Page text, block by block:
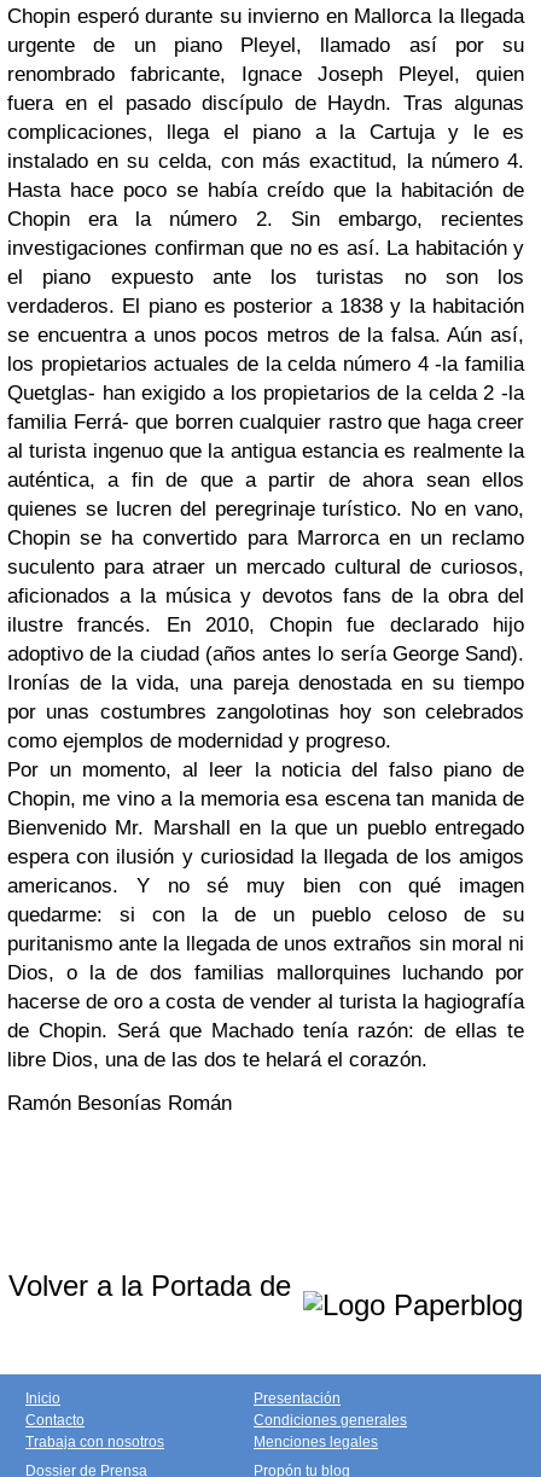
Chopin esperó durante su invierno en Mallorca la llegada
urgente de un piano Pleyel, llamado así por su
renombrado fabricante, Ignace Joseph Pleyel, quien
fuera en el pasado discípulo de Haydn. Tras algunas
complicaciones, llega el piano a la Cartuja y le es
instalado en su celda, con más exactitud, la número 4.
Hasta hace poco se había creído que la habitación de
Chopin era la número 2. Sin embargo, recientes
investigaciones confirman que no es así. La habitación y
el piano expuesto ante los turistas no son los
verdaderos. El piano es posterior a 1838 y la habitación
se encuentra a unos pocos metros de la falsa. Aún así,
los propietarios actuales de la celda número 4 -la familia
Quetglas- han exigido a los propietarios de la celda 2 -la
familia Ferrá- que borren cualquier rastro que haga creer
al turista ingenuo que la antigua estancia es realmente la
auténtica, a fin de que a partir de ahora sean ellos
quienes se lucren del peregrinaje turístico. No en vano,
Chopin se ha convertido para Marrorca en un reclamo
suculento para atraer un mercado cultural de curiosos,
aficionados a la música y devotos fans de la obra del
ilustre francés. En 2010, Chopin fue declarado hijo
adoptivo de la ciudad (años antes lo sería George Sand).
Ironías de la vida, una pareja denostada en su tiempo
por unas costumbres zangolotinas hoy son celebrados
como ejemplos de modernidad y progreso.
Por un momento, al leer la noticia del falso piano de
Chopin, me vino a la memoria esa escena tan manida de
Bienvenido Mr. Marshall en la que un pueblo entregado
espera con ilusión y curiosidad la llegada de los amigos
americanos. Y no sé muy bien con qué imagen
quedarme: si con la de un pueblo celoso de su
puritanismo ante la llegada de unos extraños sin moral ni
Dios, o la de dos familias mallorquines luchando por
hacerse de oro a costa de vender al turista la hagiografía
de Chopin. Será que Machado tenía razón: de ellas te
libre Dios, una de las dos te helará el corazón.
Ramón Besonías Román
Volver a la Portada de
Inicio
Contacto
Trabaja con nosotros
Presentación
Condiciones generales
Menciones legales
Dossier de Prensa
Propón tu blog